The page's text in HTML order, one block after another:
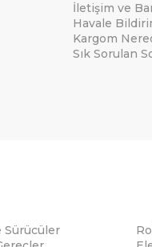
İletişim ve
Havale
Kargom
Sık Sorulan
Sürücüler